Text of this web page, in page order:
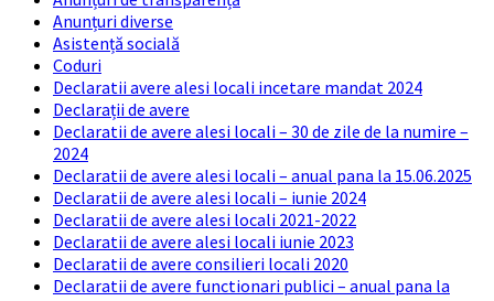
Anunțuri diverse
Asistență socială
Coduri
Declaratii avere alesi locali incetare mandat 2024
Declarații de avere
Declaratii de avere alesi locali – 30 de zile de la numire –
2024
Declaratii de avere alesi locali – anual pana la 15.06.2025
Declaratii de avere alesi locali – iunie 2024
Declaratii de avere alesi locali 2021-2022
Declaratii de avere alesi locali iunie 2023
Declaratii de avere consilieri locali 2020
Declaratii de avere functionari publici – anual pana la